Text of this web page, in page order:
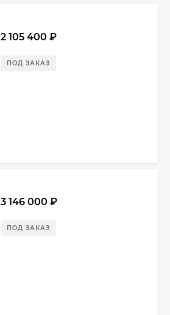
2 105 400 ₽
ПОД ЗАКАЗ
3 146 000 ₽
ПОД ЗАКАЗ